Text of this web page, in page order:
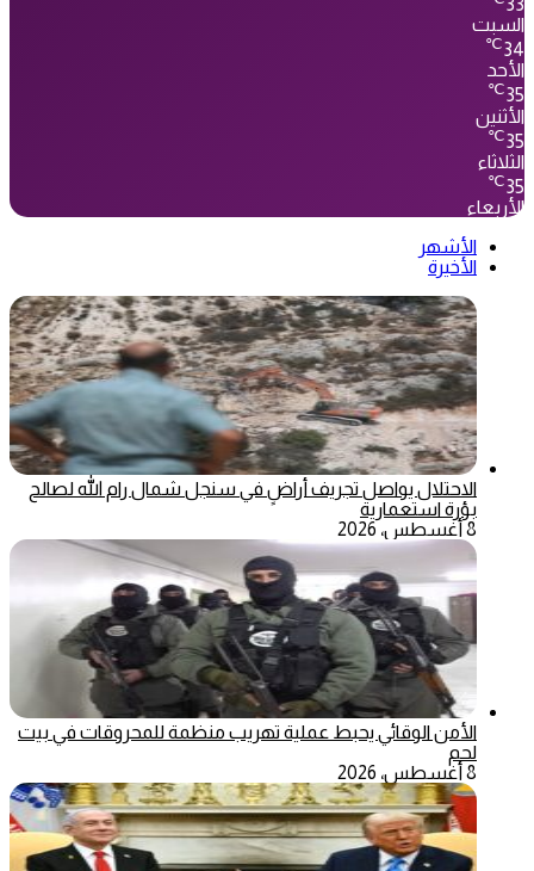
33
السبت
34
℃
الأحد
35
℃
الأثنين
35
℃
الثلاثاء
35
℃
الأربعاء
الأشهر
الأخيرة
الاحتلال يواصل تجريف أراضٍ في سنجل شمال رام الله لصالح
بؤرة استعمارية
8 أغسطس، 2026
الأمن الوقائي يحبط عملية تهريب منظمة للمحروقات في بيت
لحم
8 أغسطس، 2026